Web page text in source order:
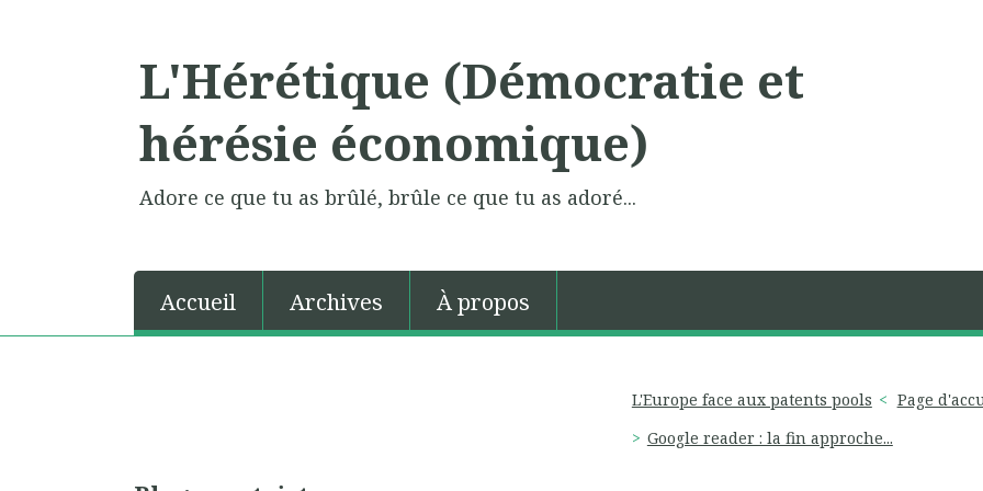
L'Hérétique (Démocratie et
hérésie économique)
Adore ce que tu as brûlé, brûle ce que tu as adoré...
Accueil Archives À propos
L'Europe face aux patents pools
Page
Google reader : la fin approche...